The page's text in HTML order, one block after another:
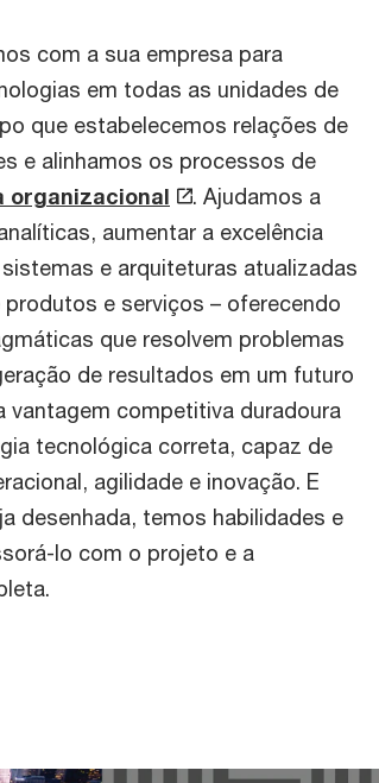
com a sua empresa para
em todas as unidades de
que estabelecemos relações de
e alinhamos os processos de
organizacional
. Ajudamos a
aumentar a excelência
e arquiteturas atualizadas
e serviços – oferecendo
que resolvem problemas
de resultados em um futuro
vantagem competitiva duradoura
tecnológica correta, capaz de
agilidade e inovação. E
desenhada, temos habilidades e
lo com o projeto e a